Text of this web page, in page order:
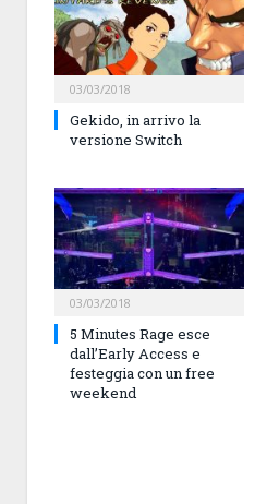
03/03/2018
Gekido, in arrivo la
versione Switch
03/03/2018
5 Minutes Rage esce
dall’Early Access e
festeggia con un free
weekend